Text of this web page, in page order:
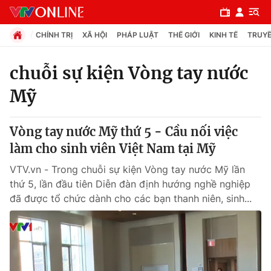
Chuyên mục
Chính trị
Xã hội
Pháp luật
Y tế
Thế giới
CHÍNH TRỊ XÃ HỘI PHÁP LUẬT THẾ GIỚI KINH TẾ
chuỗi sự kiện Vòng tay nước
Mỹ
Vòng tay nước Mỹ thứ 5 - Cầu nối việc
làm cho sinh viên Việt Nam tại Mỹ
VTV.vn - Trong chuỗi sự kiện Vòng tay nước Mỹ lần
thứ 5, lần đầu tiên Diễn đàn định hướng nghề nghiệp
đã được tổ chức dành cho các bạn thanh niên, sinh...